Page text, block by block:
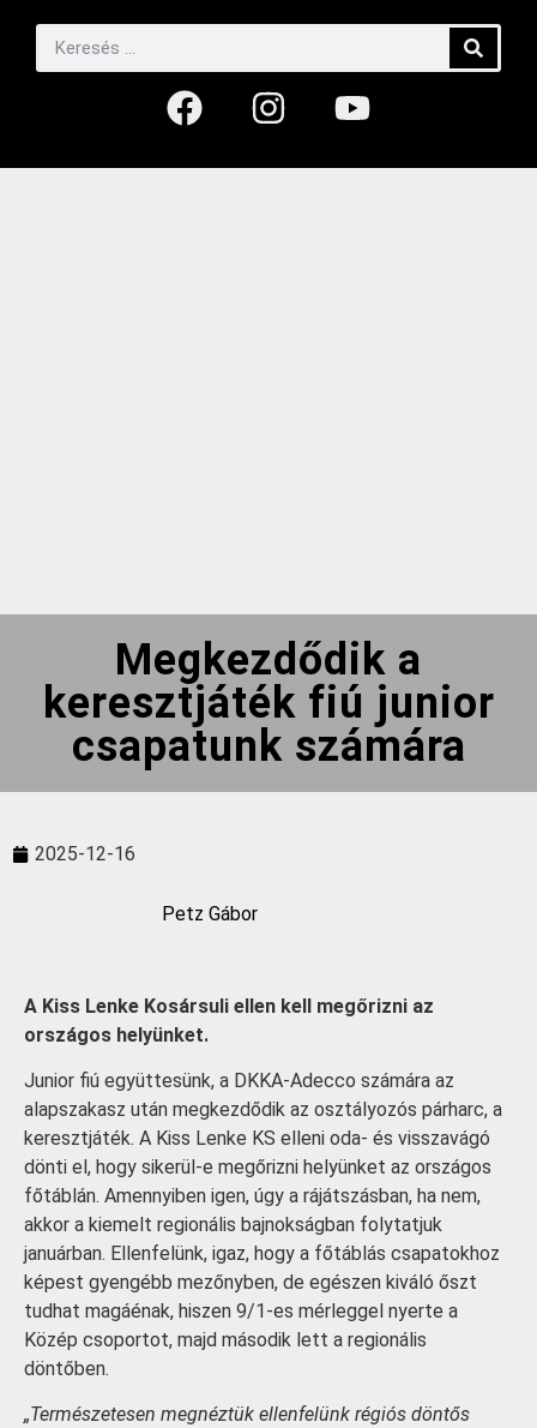
Megkezdődik a
keresztjáték fiú junior
csapatunk számára
2025-12-16
Petz Gábor
A Kiss Lenke Kosársuli ellen kell megőrizni az
országos helyünket.
Junior fiú együttesünk, a DKKA-Adecco számára az
alapszakasz után megkezdődik az osztályozós párharc, a
keresztjáték. A Kiss Lenke KS elleni oda- és visszavágó
dönti el, hogy sikerül-e megőrizni helyünket az országos
főtáblán. Amennyiben igen, úgy a rájátszásban, ha nem,
akkor a kiemelt regionális bajnokságban folytatjuk
januárban. Ellenfelünk, igaz, hogy a főtáblás csapatokhoz
képest gyengébb mezőnyben, de egészen kiváló őszt
tudhat magáénak, hiszen 9/1-es mérleggel nyerte a
Közép csoportot, majd második lett a regionális
döntőben.
„Természetesen megnéztük ellenfelünk régiós döntős